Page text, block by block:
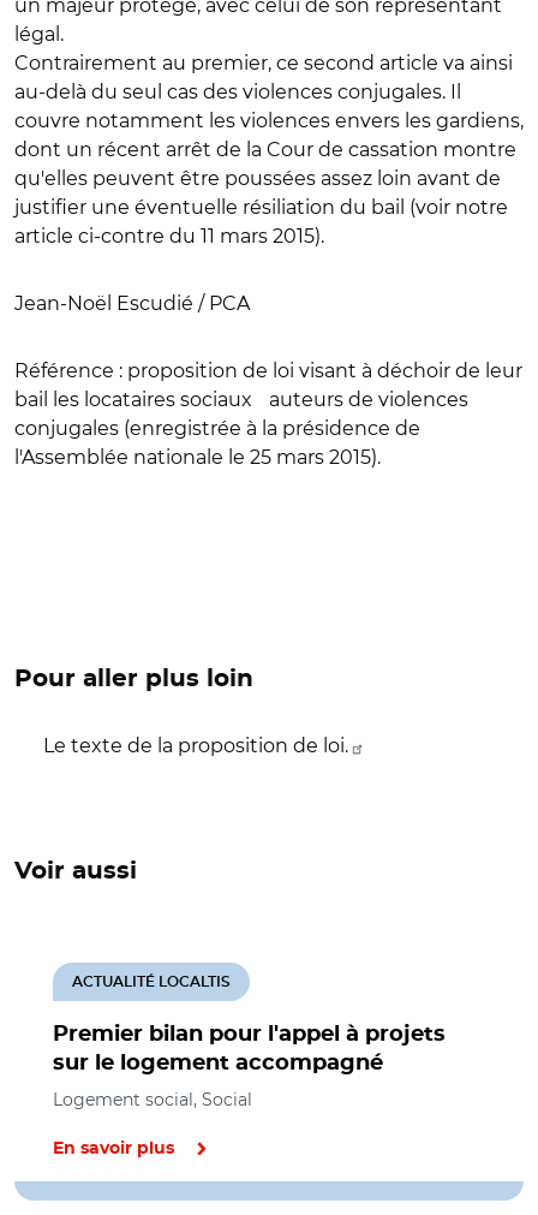
un majeur protégé, avec celui de son représentant
légal.
Contrairement au premier, ce second article va ainsi
au-delà du seul cas des violences conjugales. Il
couvre notamment les violences envers les gardiens,
dont un récent arrêt de la Cour de cassation montre
qu'elles peuvent être poussées assez loin avant de
justifier une éventuelle résiliation du bail (voir notre
article ci-contre du 11 mars 2015).
Jean-Noël Escudié / PCA
Référence : proposition de loi visant à déchoir de leur
bail les locataires sociaux auteurs de violences
conjugales (enregistrée à la présidence de
l'Assemblée nationale le 25 mars 2015).
Pour aller plus loin
Le texte de la proposition de loi.
Voir aussi
Premier bilan pour l'appel à projets
sur le logement accompagné
ACTUALITÉ LOCALTIS
Logement social, Social
En savoir plus